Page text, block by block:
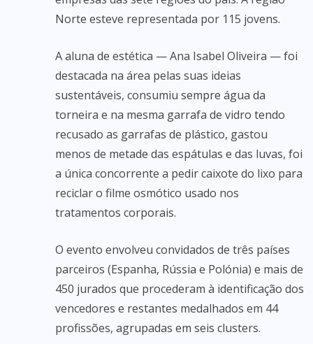
Norte esteve representada por 115 jovens.
A aluna de estética — Ana Isabel Oliveira — foi
destacada na área pelas suas ideias
sustentáveis, consumiu sempre água da
torneira e na mesma garrafa de vidro tendo
recusado as garrafas de plástico, gastou
menos de metade das espátulas e das luvas, foi
a única concorrente a pedir caixote do lixo para
reciclar o filme osmótico usado nos
tratamentos corporais.
O evento envolveu convidados de três países
parceiros (Espanha, Rússia e Polónia) e mais de
450 jurados que procederam à identificação dos
vencedores e restantes medalhados em 44
profissões, agrupadas em seis clusters.